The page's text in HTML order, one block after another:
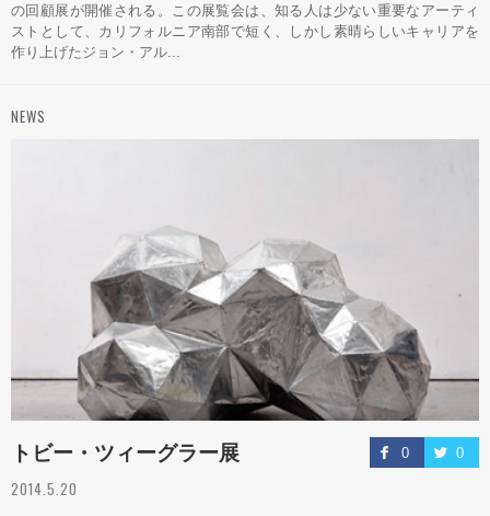
の回顧展が開催される。この展覧会は、知る人は少ない重要なアーティ
ストとして、カリフォルニア南部で短く、しかし素晴らしいキャリアを
作り上げたジョン・アル...
NEWS
0 0
トビー・ツィーグラー展
2014.5.20